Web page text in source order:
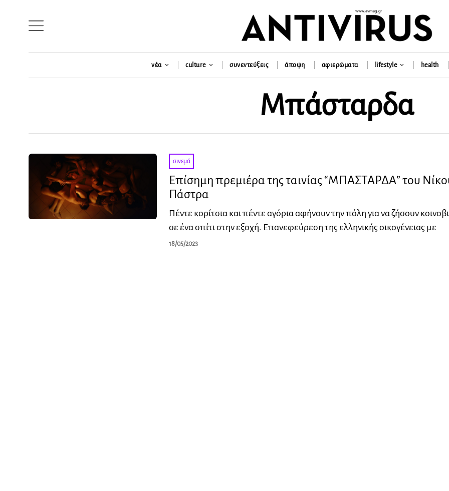
νέα culture συνεντεύξεις άποψη αφιερώματα lifestyle health
Μπάσταρδα
σινεμά
Επίσημη πρεμιέρα της ταινίας “ΜΠΑΣΤΑΡΔΑ” του
Πάστρα
Πέντε κορίτσια και πέντε αγόρια αφήνουν την πόλη για να ζήσουν
σε ένα σπίτι στην εξοχή. Επανεφεύρεση της ελληνικής οικογένειας με
18/05/2023